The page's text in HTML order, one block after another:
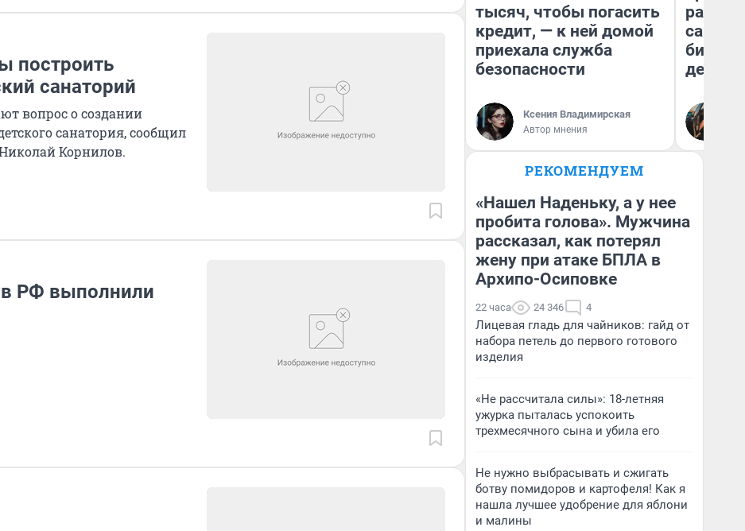
построить
санаторий
вопрос о создании
санатория, сообщил
Корнилов.
РФ выполнили
тысяч, чтобы погасить
кредит, — к ней домой
приехала служба
безопасности
Ксения Владимирская
Автор мнения
самом
РЕКОМЕНДУЕМ
«Нашел Наденьку, а у нее
пробита голова». Мужчина
рассказал, как потерял
жену при атаке БПЛА в
Архипо-Осиповке
22 часа 24 346 4
Лицевая гладь для чайников: гайд от
набора петель до первого готового
изделия
«Не рассчитала силы»: 18-летняя
ужурка пыталась успокоить
трехмесячного сына и убила его
Не нужно выбрасывать и сжигать
ботву помидоров и картофеля! Как я
нашла лучшее удобрение для яблони
и малины